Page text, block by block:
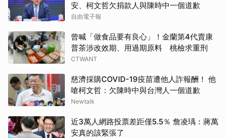
安、柯文哲欠捐款人與陳時中一個道歉
自由電子報
曾喊「做食品要有良心」！金蘭第4代賣康
普茶涉改效期、用過期原料 桃檢求重刑
CTWANT
慈濟採購COVID-19疫苗遭他人詐報酬！ 他
嗆柯文哲：欠陳時中與台灣人一個道歉
Newtalk
近3萬人網路投票差距僅5.5％ 詹凌瑀：蔣萬
安真的該緊張了